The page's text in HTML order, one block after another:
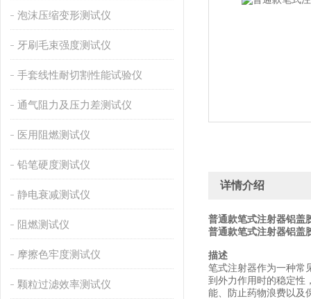
泡沫压缩变形测试仪
牙刷毛束强度测试仪
手套线性耐切割性能试验仪
通气阻力及压力差测试仪
医用阻燃测试仪
铅笔硬度测试仪
静电衰减测试仪
阻燃测试仪
摩擦色牢度测试仪
颗粒过滤效率测试仪
详情介绍
普通款笔式注射器铝盖
普通款笔式注射器铝盖
描述
笔式注射器作为一种常
到外力作用时的稳定性
能、防止药物浪费以及